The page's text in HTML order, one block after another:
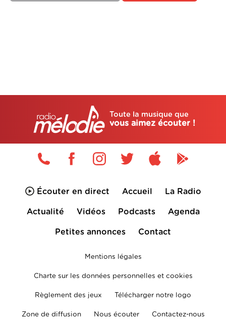
Toute la musique que
vous aimez écouter !
Écouter en direct Accueil La Radio
Actualité Vidéos Podcasts Agenda
Petites annonces Contact
Mentions légales
Charte sur les données personnelles et cookies
Règlement des jeux Télécharger notre logo
Zone de diffusion Nous écouter Contactez-nous